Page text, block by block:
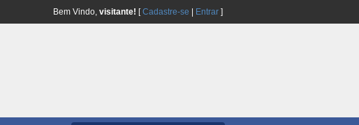
Bem Vindo, visitante! [Cadastre-se Entrar ]